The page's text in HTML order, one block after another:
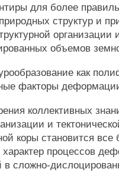
для более
структур и
объемов
как
факторы
коллективных
и
коры становится
процессов
в сложно-